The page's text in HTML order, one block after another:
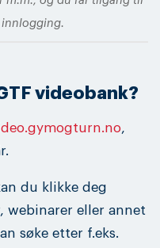
innlogging.
videobank?
,
du klikke deg
webinarer eller annet
søke etter f.eks.